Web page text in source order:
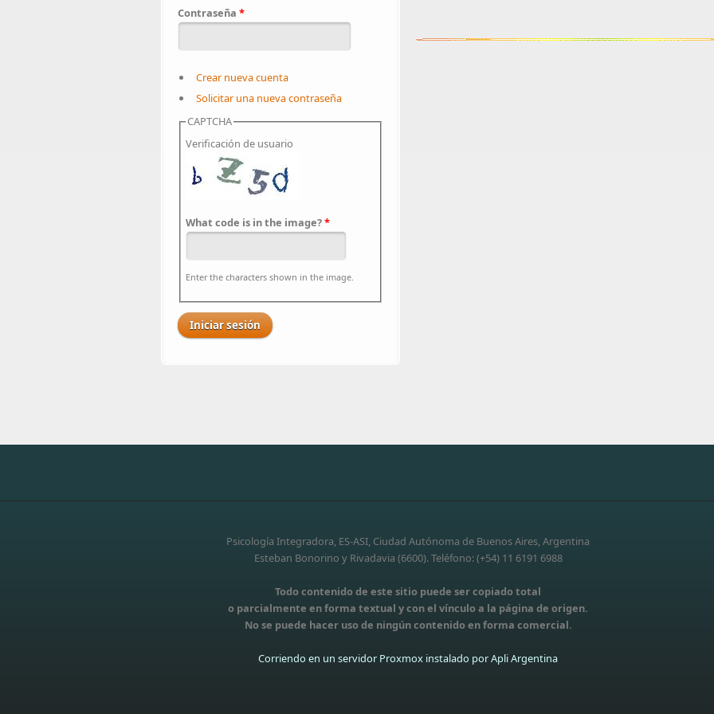
Contraseña *
Crear nueva cuenta
Solicitar una nueva contraseña
CAPTCHA
Verificación de usuario
What code is in the image?*
Enter the characters shown in the image.
Psicología Integradora, ES-ASI, Ciudad Autónoma de Buenos Aires, Argentina
Esteban Bonorino y Rivadavia (6600). Teléfono: (+54) 11 6191 6988
Todo contenido de este sitio puede ser copiado total
o parcialmente en forma textual y con el vínculo a la página de origen.
No se puede hacer uso de ningún contenido en forma comercial.
Corriendo en un servidor Proxmox instalado por Apli Argentina